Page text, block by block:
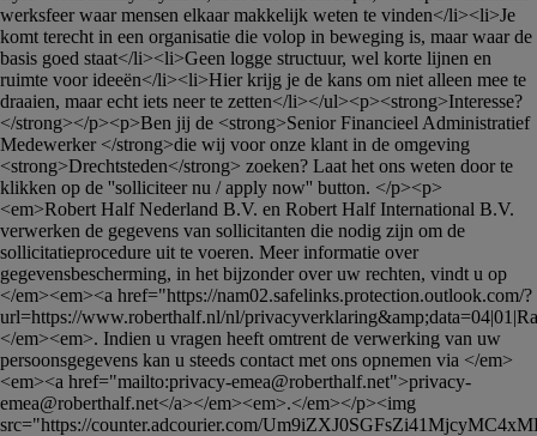
werksfeer waar mensen elkaar makkelijk weten te vinden</li><li>Je
komt terecht in een organisatie die volop in beweging is, maar waar de
basis goed staat</li><li>Geen logge structuur, wel korte lijnen en
ruimte voor ideeën</li><li>Hier krijg je de kans om niet alleen mee te
draaien, maar echt iets neer te zetten</li></ul><p><strong>Interesse?
</strong></p><p>Ben jij de <strong>Senior Financieel Administratief
Medewerker </strong>die wij voor onze klant in de omgeving
<strong>Drechtsteden</strong> zoeken? Laat het ons weten door te
klikken op de ''solliciteer nu / apply now'' button. </p><p>
<em>Robert Half Nederland B.V. en Robert Half International B.V.
verwerken de gegevens van sollicitanten die nodig zijn om de
sollicitatieprocedure uit te voeren. Meer informatie over
gegevensbescherming, in het bijzonder over uw rechten, vindt u op
</em><em><a href="https://nam02.safelinks.protection.outlook.com/?
url=https://www.roberthalf.nl/nl/privacyverklaring&amp;data=04|01|
</em><em>. Indien u vragen heeft omtrent de verwerking van uw
persoonsgegevens kan u steeds contact met ons opnemen via </em>
<em><a href="mailto:privacy-emea@roberthalf.net">privacy-
emea@roberthalf.net</a></em><em>.</em></p><img
src="https://counter.adcourier.com/